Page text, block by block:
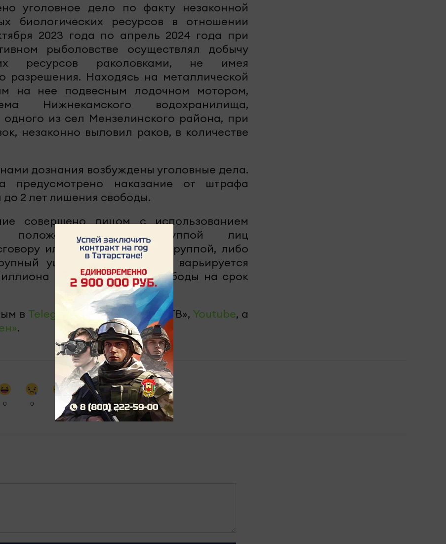
уголовное дело по факту незаконной
биологических ресурсов в отношении
2023 года по апрель 2024 года при
рыболовстве осуществлял добычу
ресурсов раколовками, не имея
разрешения. Находясь на металлической
на нее подвесным лодочном мотором,
Нижнекамского водохранилища,
из сел Мензелинского района, при
незаконно выловил раков, в количестве
дознания возбуждены уголовные дела.
предусмотрено наказание от штрафа
до 2 лет лишения свободы.
совершено лицом с использованием
положения, либо группой лиц
или организованной группой, либо
ущерб, то наказание варьируется
рублей лишения свободы на срок
в Telegram-канале «Челны-ТВ», Youtube, а
.
0 0 0